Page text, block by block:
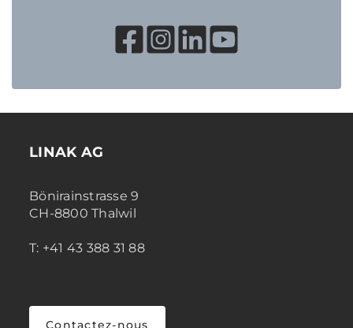
LINAK AG
Bönirainstrasse 9
CH-8800 Thalwil
T: +41 43 388 31 88
Contactez-nous